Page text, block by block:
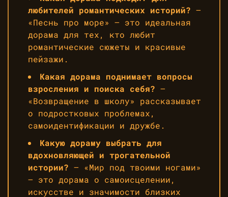
любителей романтических историй? —
«Песнь про море» — это идеальная
дорама для тех, кто любит
романтические сюжеты и красивые
пейзажи.
Какая дорама поднимает вопросы
взросления и поиска себя? —
«Возвращение в школу» рассказывает
о подростковых проблемах,
самоидентификации и дружбе.
Какую дораму выбрать для
вдохновляющей и трогательной
истории? — «Мир под твоими ногами»
— это дорама о самоисцелении,
искусстве и значимости близких